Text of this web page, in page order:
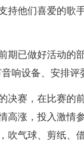
持他们喜爱的歌
期已做好活动的
响设备、安排评
决赛，在比赛的
高涨，投入激情
吹气球、剪纸、